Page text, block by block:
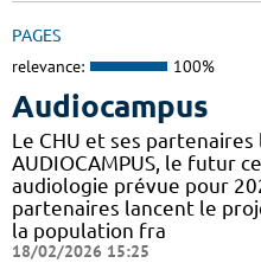
PAGES
relevance: 100%
Audiocampus
Le CHU et ses
AUDIOCAMPUS, le futur
audiologie prévue pour
partenaires lancent le
la population fra
18/02/2026 15:25